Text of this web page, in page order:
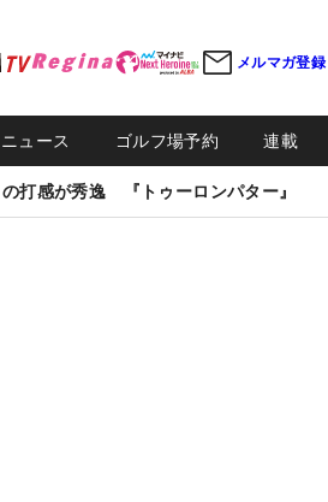
メルマガ登録
ュース ゴルフ場予約 連載
打感が秀逸 『トゥーロンパター』